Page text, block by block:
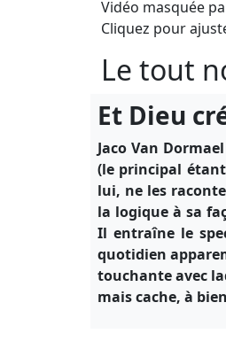
Vidéo masquée
Cliquez pour
Le tout
Et Dieu
Jaco Van
(le principal
lui, ne les
la logique à sa
Il entraîne le
quotidien
touchante avec
mais cache, à